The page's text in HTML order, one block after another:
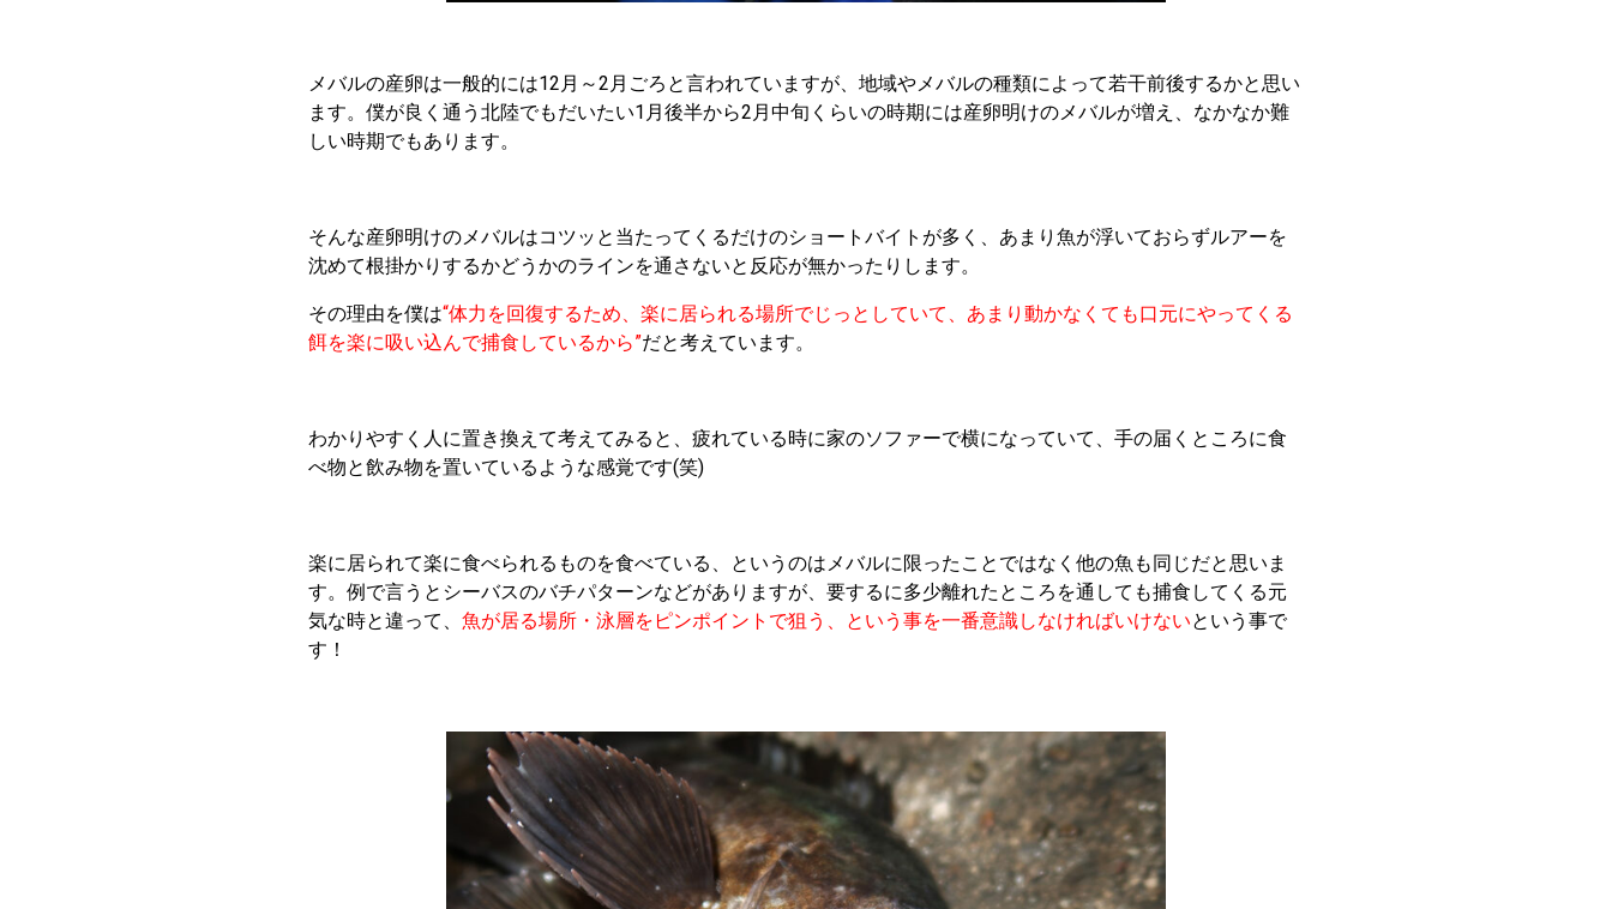
メバルの産卵は一般的には12月～2月ごろと言われていますが、地域やメバルの種類によって若干前後するかと思い
ます。僕が良く通う北陸でもだいたい1月後半から2月中旬くらいの時期には産卵明けのメバルが増え、なかなか難
しい時期でもあります。
そんな産卵明けのメバルはコツッと当たってくるだけのショートバイトが多く、あまり魚が浮いておらずルアーを
沈めて根掛かりするかどうかのラインを通さないと反応が無かったりします。
その理由を僕は“体力を回復するため、楽に居られる場所でじっとしていて、あまり動かなくても口元にやってくる
餌を楽に吸い込んで捕食しているから”だと考えています。
わかりやすく人に置き換えて考えてみると、疲れている時に家のソファーで横になっていて、手の届くところに食
べ物と飲み物を置いているような感覚です(笑)
楽に居られて楽に食べられるものを食べている、というのはメバルに限ったことではなく他の魚も同じだと思いま
す。例で言うとシーバスのバチパターンなどがありますが、要するに多少離れたところを通しても捕食してくる元
気な時と違って、 魚が居る場所・泳層をピンポイントで狙う、という事を一番意識しなければいけないという事で
す！